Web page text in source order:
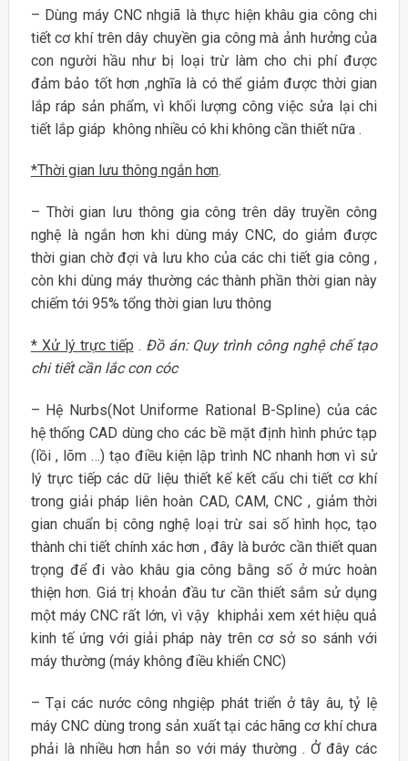
– Dùng máy CNC nhgiã là thực hiện khâu gia công chi
tiết cơ khí trên dây chuyền gia công mà ảnh hưởng của
con người hầu như bị loại trừ làm cho chi phí được
đảm bảo tốt hơn ,nghĩa là có thể giảm được thời gian
lắp ráp sản phẩm, vì khối lượng công việc sửa lại chi
tiết lắp giáp không nhiều có khi không cần thiết nữa .
*Thời gian lưu thông ngắn hơn.
– Thời gian lưu thông gia công trên dây truyền công
nghệ là ngắn hơn khi dùng máy CNC, do giảm được
thời gian chờ đợi và lưu kho của các chi tiết gia công ,
còn khi dùng máy thường các thành phần thời gian này
chiếm tới 95% tổng thời gian lưu thông
*Xử lý trực tiếp . Đồ án: Quy trình công nghệ chế tạo
chi tiết cần lắc con cóc
– Hệ Nurbs(Not Uniforme Rational B-Spline) của các
hệ thống CAD dùng cho các bề mặt định hình phức tạp
(lồi , lõm …) tạo điều kiện lập trình NC nhanh hơn vì sử
lý trực tiếp các dữ liệu thiết kế kết cấu chi tiết cơ khí
trong giải pháp liên hoàn CAD, CAM, CNC , giảm thời
gian chuẩn bị công nghệ loại trừ sai số hình học, tạo
thành chi tiết chính xác hơn , đây là bước cần thiết quan
trọng để đi vào khâu gia công bằng số ở mức hoàn
thiện hơn. Giá trị khoản đầu tư cần thiết sắm sử dụng
một máy CNC rất lớn, vì vậy khiphải xem xét hiệu quả
kinh tế ứng với giải pháp này trên cơ sở so sánh với
máy thường (máy không điều khiển CNC)
– Tại các nước công nhgiệp phát triển ở tây âu, tỷ lệ
máy CNC dùng trong sản xuất tại các hãng cơ khí chưa
phải là nhiều hơn hẳn so với máy thường . Ở đây các